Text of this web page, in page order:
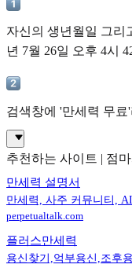
자신의 생년월일 그리
년 7월 26일 오후 4시
검색창에 '만세력 무
추천하는 사이트 | 점
만세력 설명서
만세력, 사주 커뮤니티,
perpetualtalk.com
플러스만세력
용신찾기,억부용신,조후